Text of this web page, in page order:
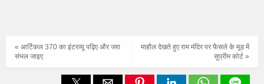
माहौल देखते हुए राम मंदिर पर फैसले के मूड में
सुप्रीम कोर्ट »
« आर्टिकल 370 का इंटरव्यू पढ़िए और जरा
संभल जाइए